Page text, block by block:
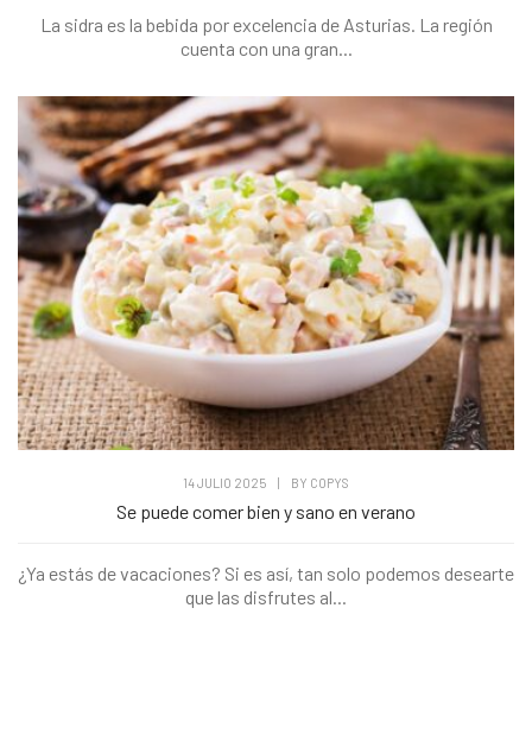
La sidra es la bebida por excelencia de Asturias. La región
cuenta con una gran...
14 JULIO 2025 BY COPYS
Se puede comer bien y sano en verano
¿Ya estás de vacaciones? Si es así, tan solo podemos desearte
que las disfrutes al...